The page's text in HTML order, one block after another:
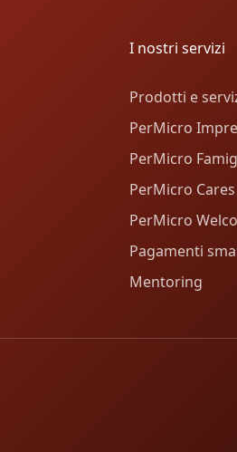
I nostri servizi
Prodotti e
PerMicro
PerMicro
PerMicro Cares
PerMicro
Pagamenti
Mentoring